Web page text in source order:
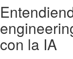
con la IA